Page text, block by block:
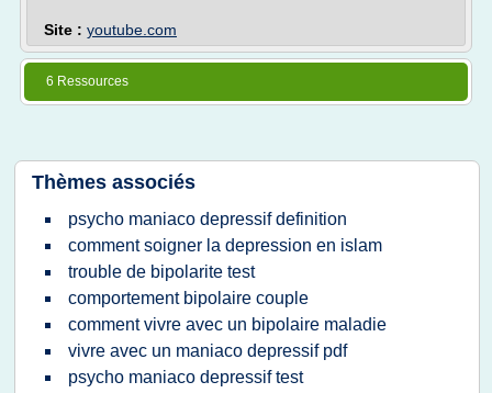
Site : youtube.com
6 Ressources
Thèmes associés
psycho maniaco depressif definition
comment soigner la depression en islam
trouble de bipolarite test
comportement bipolaire couple
comment vivre avec un bipolaire maladie
vivre avec un maniaco depressif pdf
psycho maniaco depressif test